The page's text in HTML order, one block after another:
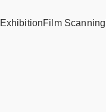
ExhibitionFilm Scanning